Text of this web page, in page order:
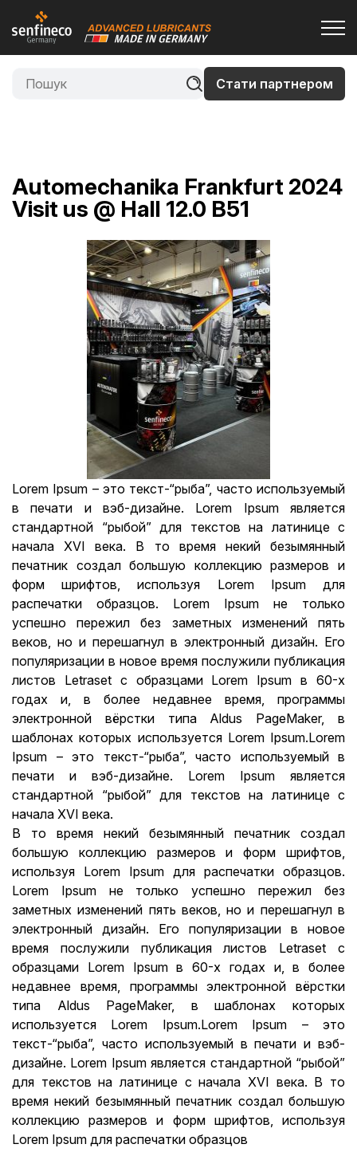
Стати партнером
Automechanika Frankfurt 2024
Visit us @ Hall 12.0 B51
Lorem Ipsum – это текст-“рыба”, часто используемый
в печати и вэб-дизайне. Lorem Ipsum является
стандартной “рыбой” для текстов на латинице с
начала XVI века. В то время некий безымянный
печатник создал большую коллекцию размеров и
форм шрифтов, используя Lorem Ipsum для
распечатки образцов. Lorem Ipsum не только
успешно пережил без заметных изменений пять
веков, но и перешагнул в электронный дизайн. Его
популяризации в новое время послужили публикация
листов Letraset с образцами Lorem Ipsum в 60-х
годах и, в более недавнее время, программы
электронной вёрстки типа Aldus PageMaker, в
шаблонах которых используется Lorem Ipsum.Lorem
Ipsum – это текст-“рыба”, часто используемый в
печати и вэб-дизайне. Lorem Ipsum является
стандартной “рыбой” для текстов на латинице с
начала XVI века.
В то время некий безымянный печатник создал
большую коллекцию размеров и форм шрифтов,
используя Lorem Ipsum для распечатки образцов.
Lorem Ipsum не только успешно пережил без
заметных изменений пять веков, но и перешагнул в
электронный дизайн. Его популяризации в новое
время послужили публикация листов Letraset с
образцами Lorem Ipsum в 60-х годах и, в более
недавнее время, программы электронной вёрстки
типа Aldus PageMaker, в шаблонах которых
используется Lorem Ipsum.Lorem Ipsum – это
текст-“рыба”, часто используемый в печати и вэб-
дизайне. Lorem Ipsum является стандартной “рыбой”
для текстов на латинице с начала XVI века. В то
время некий безымянный печатник создал большую
коллекцию размеров и форм шрифтов, используя
Lorem Ipsum для распечатки образцов